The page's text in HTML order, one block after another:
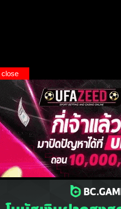
close